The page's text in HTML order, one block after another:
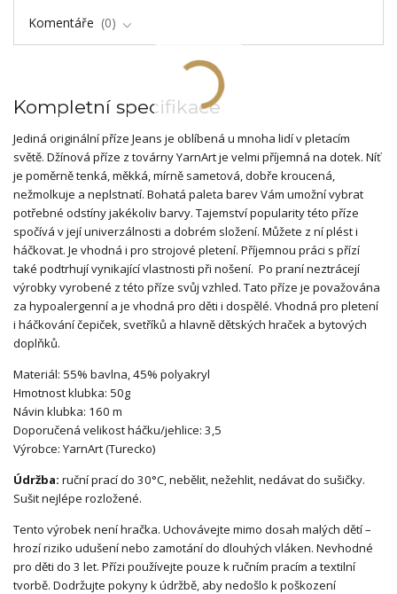
Komentáře
0
Kompletní specifikace
Jediná originální příze Jeans je oblíbená u mnoha lidí v pletacím
světě. Džínová příze z továrny YarnArt je velmi příjemná na dotek. Níť
je poměrně tenká, měkká, mírně sametová, dobře kroucená,
nežmolkuje a neplstnatí. Bohatá paleta barev Vám umožní vybrat
potřebné odstíny jakékoliv barvy. Tajemství popularity této příze
spočívá v její univerzálnosti a dobrém složení. Můžete z ní plést i
háčkovat. Je vhodná i pro strojové pletení. Příjemnou práci s přízí
také podtrhují vynikající vlastnosti při nošení. Po praní neztrácejí
výrobky vyrobené z této příze svůj vzhled. Tato příze je považována
za hypoalergenní a je vhodná pro děti i dospělé. Vhodná pro pletení
i háčkování čepiček, svetříků a hlavně dětských hraček a bytových
doplňků.
Materiál: 55% bavlna, 45% polyakryl
Hmotnost klubka: 50g
Návin klubka: 160 m
Doporučená velikost háčku/jehlice: 3,5
Výrobce: YarnArt (Turecko)
Údržba: ruční prací do 30°C, nebělit, nežehlit, nedávat do sušičky.
Sušit nejlépe rozložené.
Tento výrobek není hračka. Uchovávejte mimo dosah malých dětí –
hrozí riziko udušení nebo zamotání do dlouhých vláken. Nevhodné
pro děti do 3 let. Přízi používejte pouze k ručním pracím a textilní
tvorbě. Dodržujte pokyny k údržbě, aby nedošlo k poškození